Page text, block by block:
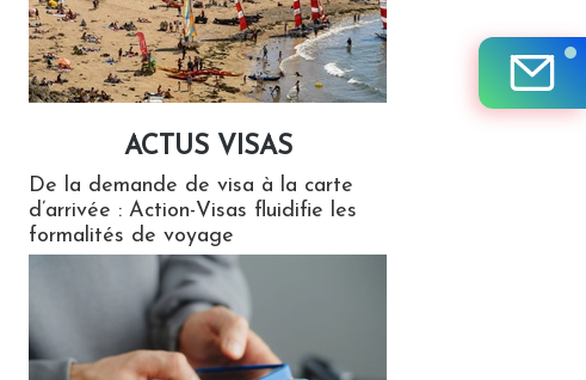
ACTUS VISAS
De la demande de visa à la carte
d’arrivée : Action-Visas fluidifie les
formalités de voyage